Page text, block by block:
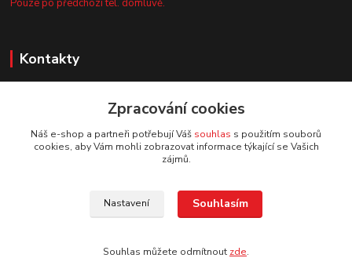
Pouze po předchozí tel. domluvě.
Kontakty
+420 735 044 675
info@vyrobtesipivo.cz
Zpracování cookies
Náš e-shop a partneři potřebují Váš souhlas s použitím souborů
cookies, aby Vám mohli zobrazovat informace týkající se Vašich
zájmů.
Nastavení Souhlasím
Souhlas můžete odmítnout zde.